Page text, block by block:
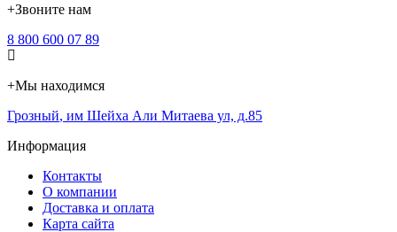
+Звоните нам
8 800 600 07 89
+Мы находимся
Грозный, им Шейха Али Митаева ул, д.85
Информация
Контакты
О компании
Доставка и оплата
Карта сайта